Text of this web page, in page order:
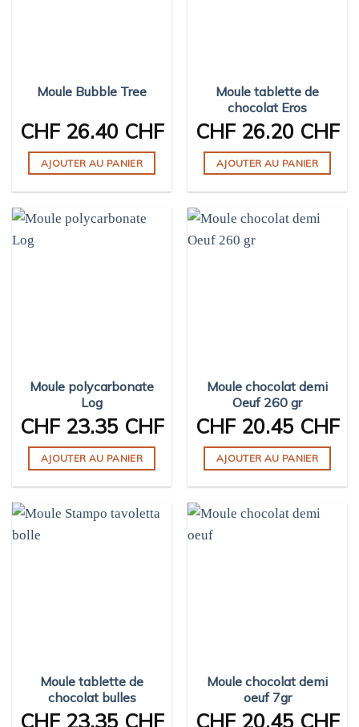
Moule Bubble Tree
CHF26.40 CHF
AJOUTER AU PANIER
Moule tablette de
chocolat Eros
CHF26.20 CHF
AJOUTER AU PANIER
Moule polycarbonate
Log
CHF23.35 CHF
AJOUTER AU PANIER
Moule chocolat demi
Oeuf 260 gr
CHF20.45 CHF
AJOUTER AU PANIER
Moule tablette de
chocolat bulles
CHF23.35 CHF
Moule chocolat demi
oeuf 7gr
CHF20.45 CHF